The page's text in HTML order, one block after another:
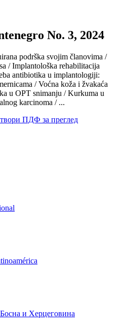
No. 3, 2024
podrška svojim članovima /
/ Implantološka rehabilitacija
antibiotika u implantologiji:
/ Voćna koža i žvakaća
u OPT snimanju / Kurkuma u
karcinoma / ...
ПДФ за преглед
и Херцеговина